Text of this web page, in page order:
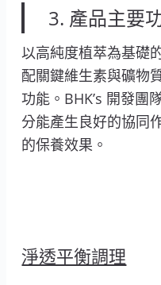
3. 產品主要
以高純度植萃為基礎
配關鍵維生素與礦物
功能。BHK’s 開發團
分能產生良好的協同
的保養效果。
淨透平衡調理